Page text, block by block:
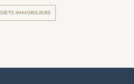
IMMOBILIERS